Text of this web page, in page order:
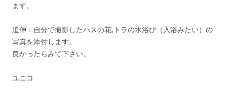
ます。
追伸：自分で撮影したハスの花,トラの水浴び（入浴みたい）の
写真を添付します。
良かったらみて下さい。
ユニコ